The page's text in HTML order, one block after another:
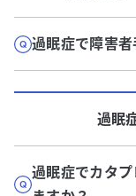
過眠症で障害
過眠
過眠症でカタ